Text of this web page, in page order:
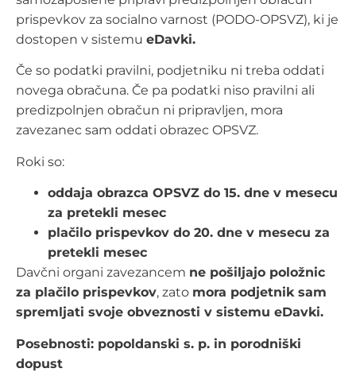
prispevkov za socialno varnost (PODO-OPSVZ), ki je
dostopen v sistemu eDavki.
Če so podatki pravilni, podjetniku ni treba oddati
novega obračuna. Če pa podatki niso pravilni ali
predizpolnjen obračun ni pripravljen, mora
zavezanec sam oddati obrazec OPSVZ.
Roki so:
oddaja obrazca OPSVZ do 15. dne v mesecu
za pretekli mesec
plačilo prispevkov do 20. dne v mesecu za
pretekli mesec
Davčni organi zavezancem ne pošiljajo položnic
za plačilo prispevkov, zato mora podjetnik sam
spremljati svoje obveznosti v sistemu eDavki.
Posebnosti: popoldanski s. p. in porodniški
dopust